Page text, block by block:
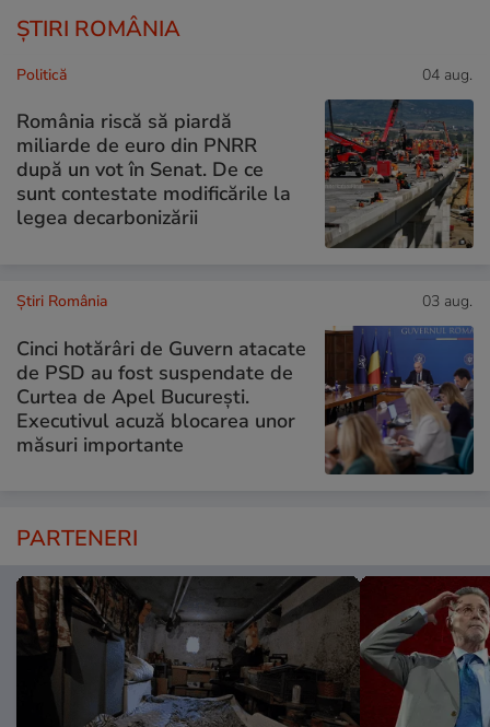
ȘTIRI ROMÂNIA
Politică 04 aug.
România riscă să piardă
miliarde de euro din PNRR
după un vot în Senat. De ce
sunt contestate modificările la
legea decarbonizării
Știri România 03 aug.
Cinci hotărâri de Guvern atacate
de PSD au fost suspendate de
Curtea de Apel București.
Executivul acuză blocarea unor
măsuri importante
PARTENERI